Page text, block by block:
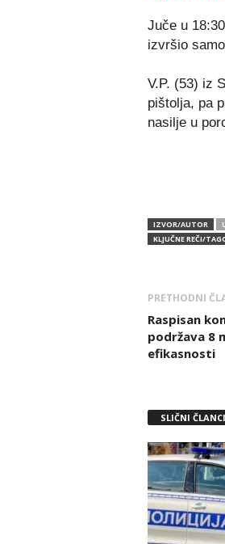
Juče u
izvršio
V.P. (53) iz
pištolja, pa
nasilje u
IZVOR/AUTOR
KLJUČNE REČI/
PRETHODNI
Raspisan
podržava 8
efikasnosti
SLIČNI ČLANCI